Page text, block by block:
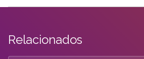
Relacionados